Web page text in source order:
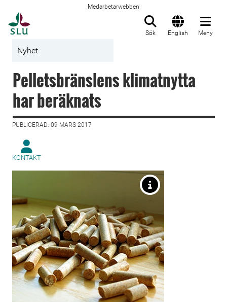
Medarbetarwebben
Sök English Meny
Nyhet
Pelletsbränslens klimatnytta
har beräknats
PUBLICERAD: 09 MARS 2017
KONTAKT